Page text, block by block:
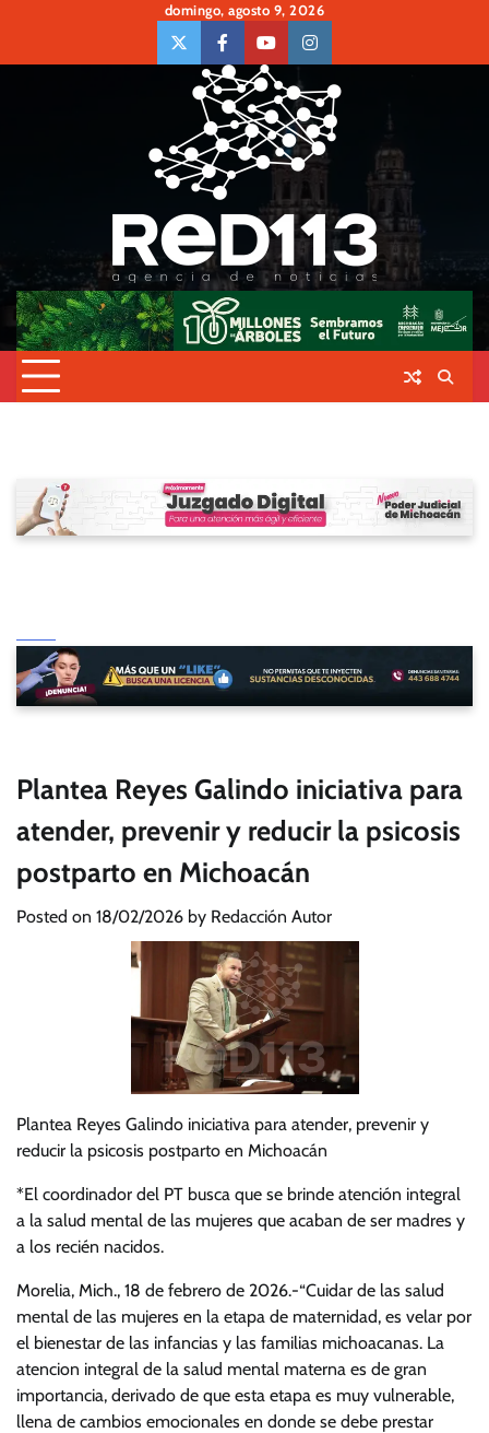
content
domingo, agosto 9, 2026
twiter Face Youtubeinsta
Plantea Reyes Galindo iniciativa para
atender, prevenir y reducir la psicosis
postparto en Michoacán
Posted on 18/02/2026 by Redacción Autor
Plantea Reyes Galindo iniciativa para atender, prevenir y
reducir la psicosis postparto en Michoacán
*El coordinador del PT busca que se brinde atención integral
a la salud mental de las mujeres que acaban de ser madres y
a los recién nacidos.
Morelia, Mich., 18 de febrero de 2026.-“Cuidar de las salud
mental de las mujeres en la etapa de maternidad, es velar por
el bienestar de las infancias y las familias michoacanas. La
atencion integral de la salud mental materna es de gran
importancia, derivado de que esta etapa es muy vulnerable,
llena de cambios emocionales en donde se debe prestar